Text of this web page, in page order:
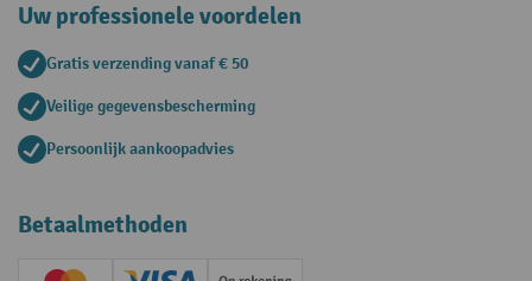
Uw professionele voordelen
Gratis verzending vanaf € 50
Veilige gegevensbescherming
Persoonlijk aankoopadvies
Betaalmethoden